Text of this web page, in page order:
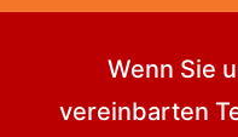
Wenn Sie
vereinbarten